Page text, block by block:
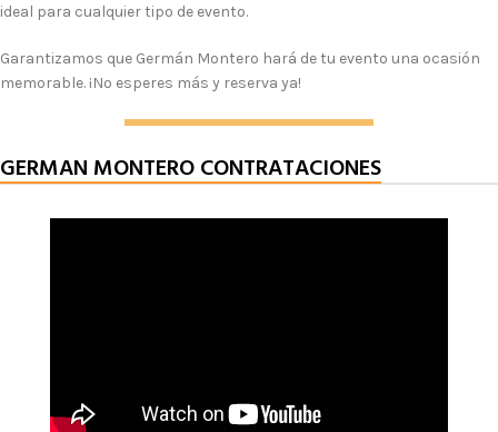
ideal para cualquier tipo de evento.
Garantizamos que Germán Montero hará de tu evento una ocasión
memorable. ¡No esperes más y reserva ya!
GERMAN MONTERO CONTRATACIONES